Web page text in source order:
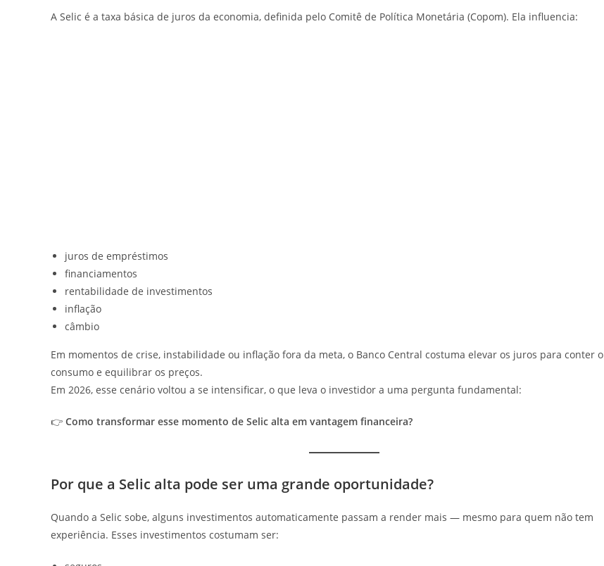
A Selic é a taxa básica de juros da economia, definida pelo Comitê de Política Monetária (Copom). Ela influencia:
juros de empréstimos
financiamentos
rentabilidade de investimentos
inflação
câmbio
Em momentos de crise, instabilidade ou inflação fora da meta, o Banco Central costuma elevar os juros para conter o
consumo e equilibrar os preços.
Em 2026, esse cenário voltou a se intensificar, o que leva o investidor a uma pergunta fundamental:
👉 Como transformar esse momento de Selic alta em vantagem financeira?
Por que a Selic alta pode ser uma grande oportunidade?
Quando a Selic sobe, alguns investimentos automaticamente passam a render mais — mesmo para quem não tem
experiência. Esses investimentos costumam ser: